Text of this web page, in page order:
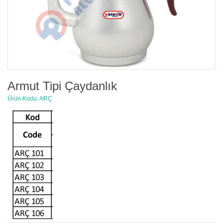
Armut Tipi Çaydanlık
Ürün Kodu: ARÇ